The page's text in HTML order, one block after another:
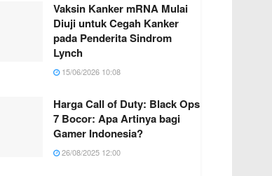
Vaksin Kanker mRNA Mulai
Diuji untuk Cegah Kanker
pada Penderita Sindrom
Lynch
15/06/2026 10:08
Harga Call of Duty: Black Ops
7 Bocor: Apa Artinya bagi
Gamer Indonesia?
26/08/2025 12:00